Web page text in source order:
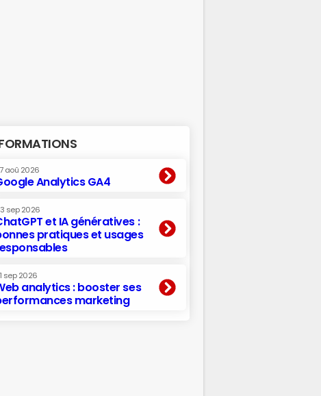
aoû 2026
Analytics GA4
sep 2026
et IA génératives :
pratiques et usages
sep 2026
analytics : booster ses
marketing